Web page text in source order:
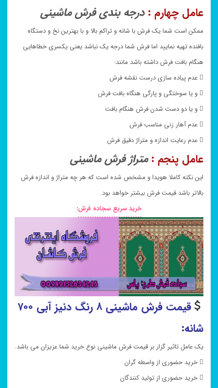
عامل چهارم : درجه بندی فرش ماشینی
ممکن است شما یک فرش با شانه و تراکم بالا و با بهترین نخ و دستگاه
بافنده تهیه نمایید اما فرش شما درجه یک نباشد یعنی یکسری خطاهایی
هنگام بافت فرش داشته باشد مانند:
 عدم پیاده سازی درست نقشه فرش
 و یا سوختگی و پارگی هنگاه بافت فرش
 و یا دو دست شدن فرش هنگام بافت
 عدم آهار زنی مناسب فرش
 عدم رعایت اندازه و متراژ دقیق فرش
عامل پنجم : متراژ فرش ماشینی
این نکته کاملا هویدا و مشخص شده است که هر چه متراژ و اندازه فرش
بالاتر باشد قیمت فرش بیشتر خواهد بود.
خرید سریع سجاده فرش:
قیمت فرش ماشینی ۸ رنگ دنیز آبی ۷۰۰
شانه:
یک عامل تاثیر گزار بر قیمت فرش ماشینی نوع خرید شما عزیزان می باشد.
 خرید حضوری از واسطه گران
 خرید حضوری از تولید کنندگان